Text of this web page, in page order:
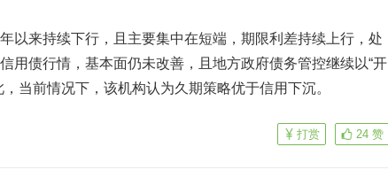
来持续下行，且主要集中在短端，期限利差持续上行，处
用债行情，基本面仍未改善，且地方政府债务管控继续以“开
当前情况下，该机构认为久期策略优于信用下沉。
24 赞
打赏